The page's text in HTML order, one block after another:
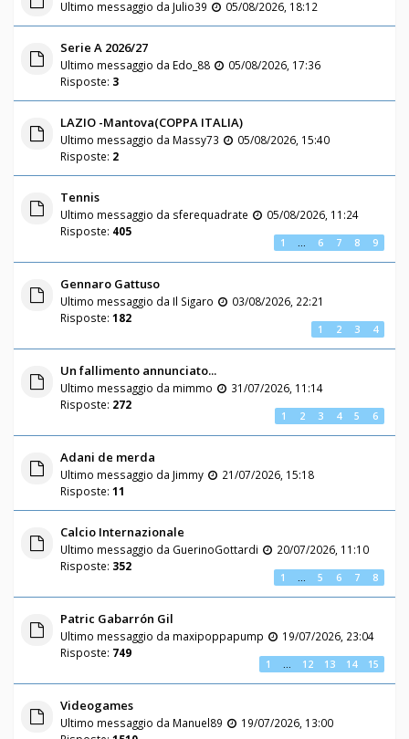
Ultimo messaggio da Julio39 05/08/2026, 18:12
Serie A 2026/27
Ultimo messaggio da Edo_88
05/08/2026, 17:36
Risposte: 3
LAZIO -Mantova(COPPA ITALIA)
Ultimo messaggio da Massy73
05/08/2026, 15:40
Risposte: 2
Tennis
Ultimo messaggio da sferequadrate
05/08/2026, 11:24
Risposte: 405
1 6 7 8 9
Gennaro Gattuso
Ultimo messaggio da Il Sigaro
03/08/2026, 22:21
Risposte: 182
1 2 3 4
Un fallimento annunciato...
Ultimo messaggio da mimmo
31/07/2026, 11:14
Risposte: 272
1 2 3 4 5 6
Adani de merda
Ultimo messaggio da Jimmy
21/07/2026, 15:18
Risposte: 11
Calcio Internazionale
Ultimo messaggio da GuerinoGottardi
20/07/2026, 11:10
Risposte: 352
1 5 6 7 8
Patric Gabarrón Gil
Ultimo messaggio da maxipoppapump
19/07/2026, 23:04
Risposte: 749
1 12 13 14 15
Videogames
Ultimo messaggio da Manuel89
19/07/2026, 13:00